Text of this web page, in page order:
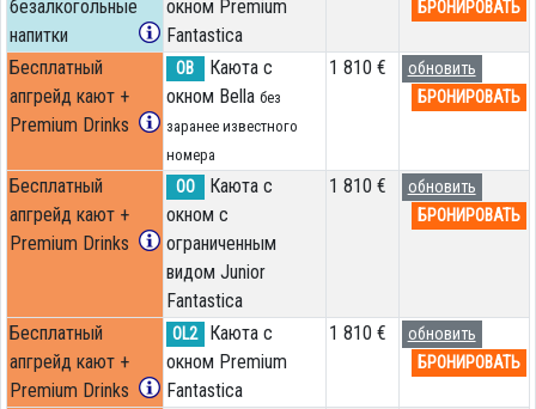
безалкогольные
напитки
окном Premium
Fantastica
БРОНИРОВАТЬ
Бесплатный
апгрейд кают +
Premium Drinks
OB
Каюта с
окном Bella без
заранее известного
номера
1 810 €
обновить
БРОНИРОВАТЬ
Бесплатный
апгрейд кают +
Premium Drinks
OO
Каюта с
окном с
ограниченным
видом Junior
Fantastica
1 810 €
обновить
БРОНИРОВАТЬ
Бесплатный
апгрейд кают +
Premium Drinks
OL2
Каюта с
окном Premium
Fantastica
1 810 €
обновить
БРОНИРОВАТЬ